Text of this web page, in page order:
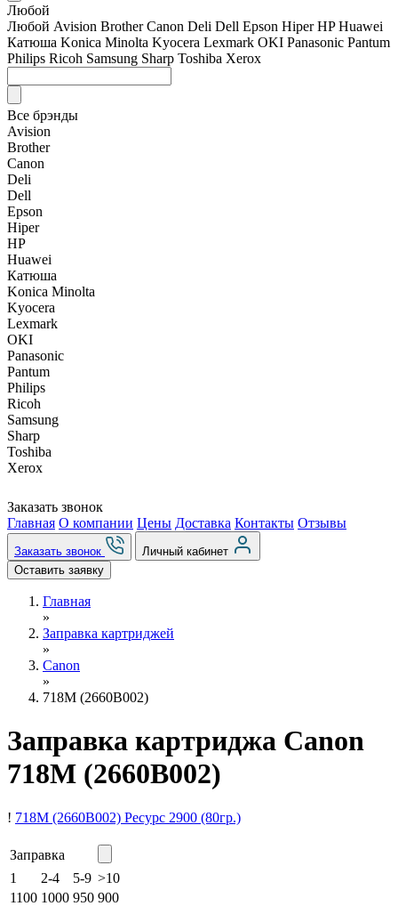
Любой
Любой Avision Brother Canon Deli Dell Epson Hiper HP Huawei
Катюша Konica Minolta Kyocera Lexmark OKI Panasonic Pantum
Philips Ricoh Samsung Sharp Toshiba Xerox
Все брэнды
Avision
Brother
Canon
Deli
Dell
Epson
Hiper
HP
Huawei
Катюша
Konica Minolta
Kyocera
Lexmark
OKI
Panasonic
Pantum
Philips
Ricoh
Samsung
Sharp
Toshiba
Xerox
Заказать звонок
Главная О компании Цены Доставка Контакты Отзывы
Заказать звонок
Личный кабинет
Оставить заявку
Главная
»
Заправка картриджей
»
Canon
»
718M (2660B002)
Заправка картриджа Canon
718M (2660B002)
! 718M (2660B002) Ресурс 2900 (80гр.)
Заправка
1
2-4 5-9 >10
1100 1000 950 900